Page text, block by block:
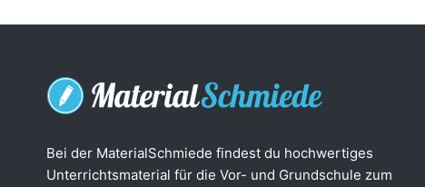
Bei der MaterialSchmiede findest du hochwertiges
Unterrichtsmaterial für die Vor- und Grundschule zum